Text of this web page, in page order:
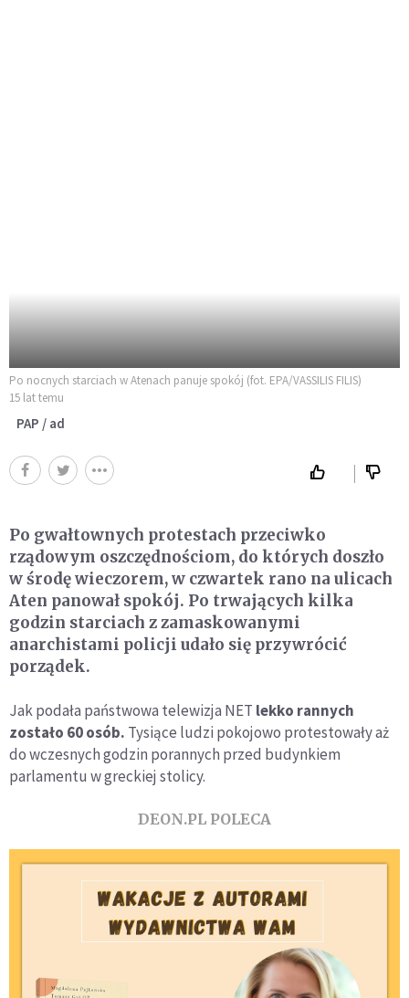
Po nocnych starciach w Atenach panuje spokój (fot. EPA/VASSILIS FILIS)
15 lat temu
PAP / ad
Po gwałtownych protestach przeciwko
rządowym oszczędnościom, do których doszło
w środę wieczorem, w czwartek rano na ulicach
Aten panował spokój. Po trwających kilka
godzin starciach z zamaskowanymi
anarchistami policji udało się przywrócić
porządek.
Jak podała państwowa telewizja NET lekko rannych
zostało 60 osób. Tysiące ludzi pokojowo protestowały aż
do wczesnych godzin porannych przed budynkiem
parlamentu w greckiej stolicy.
DEON.PL POLECA